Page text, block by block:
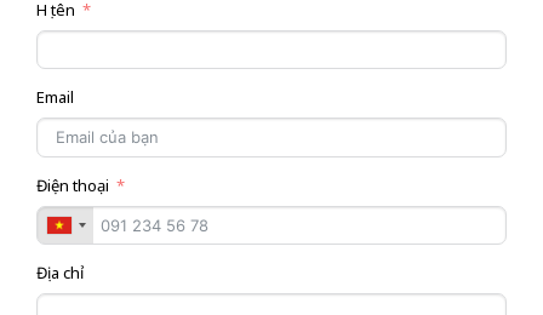
Họ tên
Email
Điện thoại
Địa chỉ